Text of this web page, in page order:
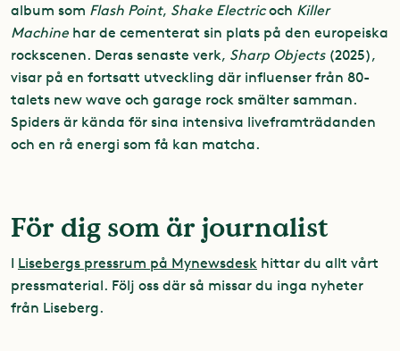
album som Flash Point, Shake Electricoch Killer
Machine har de cementerat sin plats på den europeiska
rockscenen. Deras senaste verk, Sharp Objects(2025),
visar på en fortsatt utveckling där influenser från 80-
talets new wave och garage rock smälter samman.
Spiders är kända för sina intensiva liveframträdanden
och en rå energi som få kan matcha.
För dig som är journalist
I Lisebergs pressrum på Mynewsdesk hittar du allt vårt
pressmaterial. Följ oss där så missar du inga nyheter
från Liseberg.